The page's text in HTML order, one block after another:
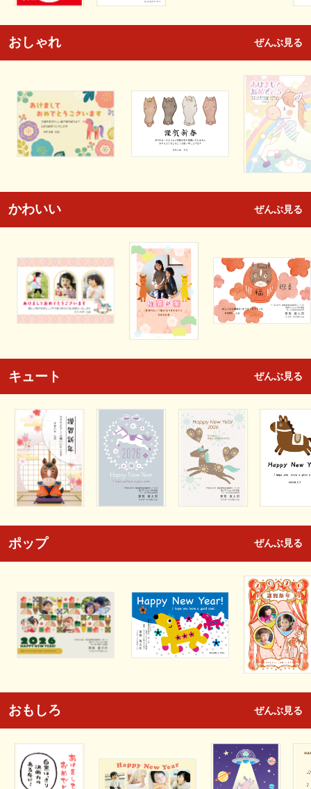
おしゃれ ぜんぶ見る
かわいい ぜんぶ見る
キュート ぜんぶ見る
ポップ ぜんぶ見る
おもしろ ぜんぶ見る